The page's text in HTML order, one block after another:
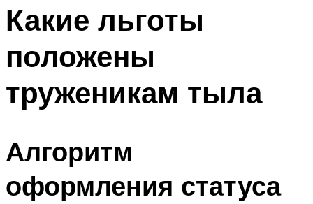
Какие льготы
положены
труженикам тыла
Алгоритм
оформления статуса